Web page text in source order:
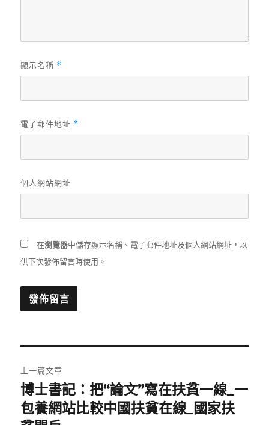
顯示名稱 *
電子郵件地址 *
個人網站網址
在瀏覽器中儲存顯示名稱、電子郵件地址及個人網站網址，以
供下次發佈留言時使用。
章
導
上一篇文章
上
一
篇
博士書記：把“論文”寫在扶貧一線_一
包養網站比較中國扶貧在線_國家扶